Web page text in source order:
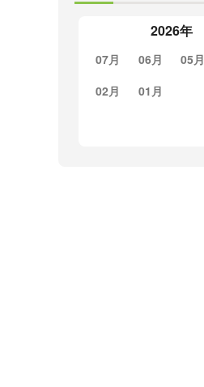
2026年
07月 06月 05月
02月
01月